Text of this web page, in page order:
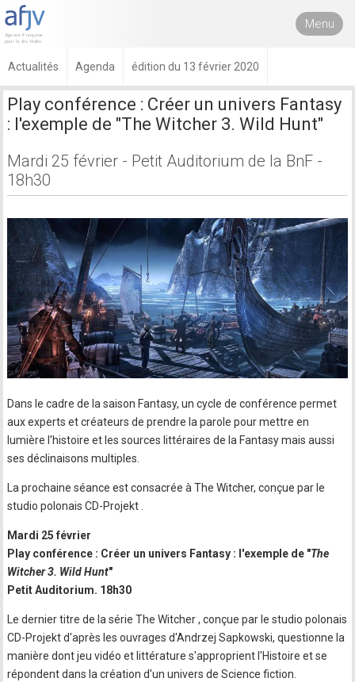
Menu
Actualités Agenda édition du 13 février 2020
Play conférence : Créer un univers Fantasy
: l'exemple de "The Witcher 3. Wild Hunt"
Mardi 25 février - Petit Auditorium de la BnF -
18h30
Dans le cadre de la saison Fantasy, un cycle de conférence permet
aux experts et créateurs de prendre la parole pour mettre en
lumière l'histoire et les sources littéraires de la Fantasy mais aussi
ses déclinaisons multiples.
La prochaine séance est consacrée à The Witcher, conçue par le
studio polonais CD-Projekt .
Mardi 25 février
Play conférence : Créer un univers Fantasy : l'exemple de "The
Witcher 3. Wild Hunt"
Petit Auditorium. 18h30
Le dernier titre de la série The Witcher , conçue par le studio polonais
CD-Projekt d'après les ouvrages d'Andrzej Sapkowski, questionne la
manière dont jeu vidéo et littérature s'approprient l'Histoire et se
répondent dans la création d'un univers de Science fiction.